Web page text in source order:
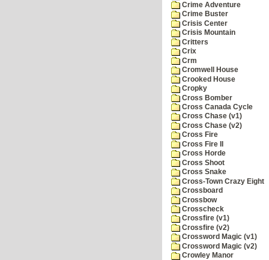
Crime Adventure
Crime Buster
Crisis Center
Crisis Mountain
Critters
Crix
Crm
Cromwell House
Crooked House
Cropky
Cross Bomber
Cross Canada Cycle
Cross Chase (v1)
Cross Chase (v2)
Cross Fire
Cross Fire II
Cross Horde
Cross Shoot
Cross Snake
Cross-Town Crazy Eight
Crossboard
Crossbow
Crosscheck
Crossfire (v1)
Crossfire (v2)
Crossword Magic (v1)
Crossword Magic (v2)
Crowley Manor